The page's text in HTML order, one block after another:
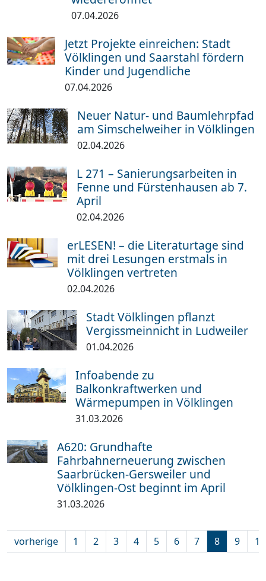
07.04.2026
Jetzt Projekte einreichen: Stadt
Völklingen und Saarstahl fördern
Kinder und Jugendliche
07.04.2026
Neuer Natur- und Baumlehrpfad
am Simschelweiher in Völklingen
02.04.2026
L 271 – Sanierungsarbeiten in
Fenne und Fürstenhausen ab 7.
April
02.04.2026
erLESEN! – die Literaturtage sind
mit drei Lesungen erstmals in
Völklingen vertreten
02.04.2026
Stadt Völklingen pflanzt
Vergissmeinnicht in Ludweiler
01.04.2026
Infoabende zu
Balkonkraftwerken und
Wärmepumpen in Völklingen
31.03.2026
A620: Grundhafte
Fahrbahnerneuerung zwischen
Saarbrücken-Gersweiler und
Völklingen-Ost beginnt im April
31.03.2026
vorherige 1 2 3 4 5 6 7 8 9 10